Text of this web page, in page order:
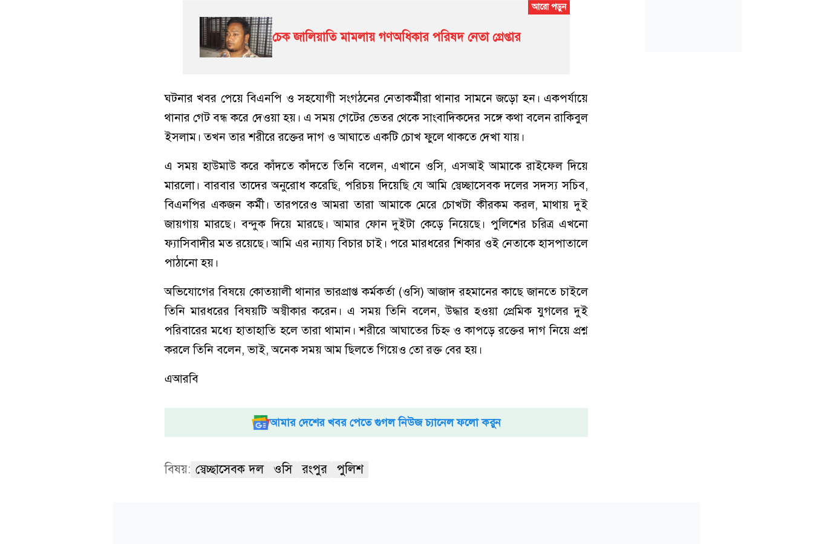
চেক জালিয়াতি মামলায় গণঅধিকার পরিষদ নেতা গ্রেপ্তার
ঘটনার খবর পেয়ে বিএনপি ও সহযোগী সংগঠনের নেতাকর্মীরা থানার সামনে জড়ো হন। একপর্যায়ে
থানার গেট বন্ধ করে দেওয়া হয়। এ সময় গেটের ভেতর থেকে সাংবাদিকদের সঙ্গে কথা বলেন রাকিবুল
ইসলাম। তখন তার শরীরে রক্তের দাগ ও আঘাতে একটি চোখ ফুলে থাকতে দেখা যায়।
এ সময় হাউমাউ করে কাঁদতে কাঁদতে তিনি বলেন, এখানে ওসি, এসআই আমাকে রাইফেল দিয়ে
মারলো। বারবার তাদের অনুরোধ করেছি, পরিচয় দিয়েছি যে আমি স্বেচ্ছাসেবক দলের সদস্য সচিব,
বিএনপির একজন কর্মী। তারপরেও আমরা তারা আমাকে মেরে চোখটা কীরকম করল, মাথায় দুই
জায়গায় মারছে। বন্দুক দিয়ে মারছে। আমার ফোন দুইটা কেড়ে নিয়েছে। পুলিশের চরিত্র এখনো
ফ্যাসিবাদীর মত রয়েছে। আমি এর ন্যায্য বিচার চাই। পরে মারধরের শিকার ওই নেতাকে হাসপাতালে
পাঠানো হয়।
অভিযোগের বিষয়ে কোতয়ালী থানার ভারপ্রাপ্ত কর্মকর্তা (ওসি) আজাদ রহমানের কাছে জানতে চাইলে
তিনি মারধরের বিষয়টি অস্বীকার করেন। এ সময় তিনি বলেন, উদ্ধার হওয়া প্রেমিক যুগলের দুই
পরিবারের মধ্যে হাতাহাতি হলে তারা থামান। শরীরে আঘাতের চিহ্ন ও কাপড়ে রক্তের দাগ নিয়ে প্রশ্ন
করলে তিনি বলেন, ভাই, অনেক সময় আম ছিলতে গিয়েও তো রক্ত বের হয়।
এআরবি
আমার দেশের খবর পেতে গুগল নিউজ চ্যানেল ফলো করুন
বিষয়: স্বেচ্ছাসেবক দল ওসি রংপুর পুলিশ